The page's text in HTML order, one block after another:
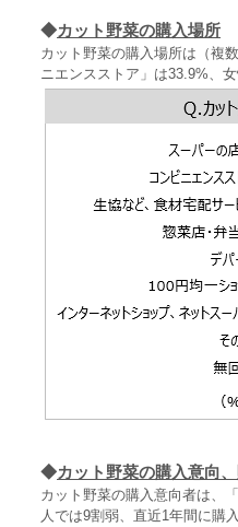
◆カット野菜の購入場所
カット野菜の購入場所は（複
ニエンスストア」は33.9%、
◆カット野菜の購入意向
カット野菜の購入意向者は、
人では9割弱、直近1年間に購